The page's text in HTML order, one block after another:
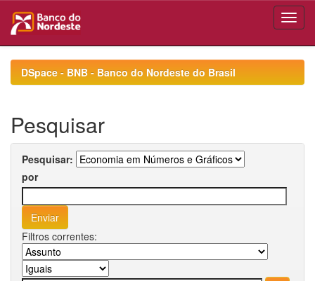
navigationDSpace - BNB - Banco do Nordeste do Brasil
Pesquisar
Pesquisar:
por
Filtros correntes: